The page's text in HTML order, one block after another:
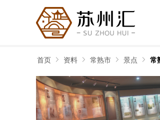
首页 资料 常熟市 景点 常